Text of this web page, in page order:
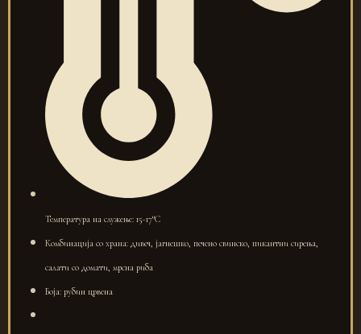
Температура на служење: 15-17°C
Комбинација со храна: дивеч, јагнешко, печено свинско, пикантни сирења,
салати со домати, мрсна риба
Боја: рубин црвена